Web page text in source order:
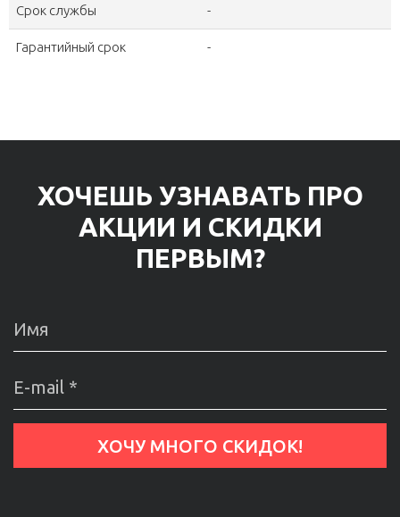
Срок службы -
Гарантийный срок -
ХОЧЕШЬ УЗНАВАТЬ ПРО
АКЦИИ И СКИДКИ
ПЕРВЫМ?